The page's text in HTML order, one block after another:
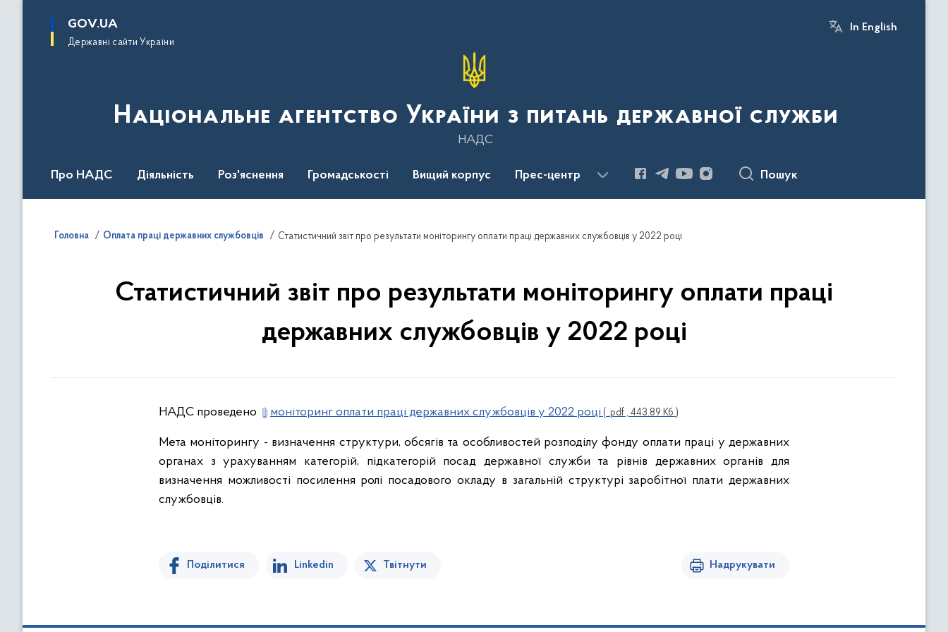
основного
GOV.UA
Державні сайти України
In English
Національне агентство України з питань державної служби
НАДС
Про НАДС Діяльність Роз'яснення Громадськості Вищий корпус Прес-центр Пошук
Головна Оплата праці державних службовців Статистичний звіт про результати моніторингу оплати праці державних службовців у 2022 році
Статистичний звіт про результати моніторингу оплати праці
державних службовців у 2022 році
НАДС проведено моніторинг оплати праці державних службовців у 2022 році ( .pdf , 443.89 Кб )
Мета моніторингу - визначення структури, обсягів та особливостей розподілу фонду оплати праці у державних
органах з урахуванням категорій, підкатегорій посад державної служби та рівнів державних органів для
визначення можливості посилення ролі посадового окладу в загальній структурі заробітної плати державних
службовців.
Поділитися Linkedin Твітнути Надрукувати